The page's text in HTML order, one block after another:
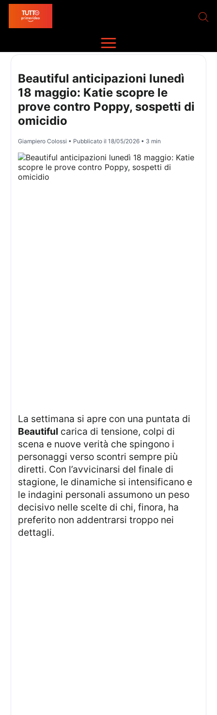
Beautiful anticipazioni lunedì
18 maggio: Katie scopre le
prove contro Poppy, sospetti di
omicidio
Giampiero Colossi • Pubblicato il18/05/2026 • 3 min
La settimana si apre con una puntata di
Beautiful carica di tensione, colpi di
scena e nuove verità che spingono i
personaggi verso scontri sempre più
diretti. Con l’avvicinarsi del finale di
stagione, le dinamiche si intensificano e
le indagini personali assumono un peso
decisivo nelle scelte di chi, finora, ha
preferito non addentrarsi troppo nei
dettagli.